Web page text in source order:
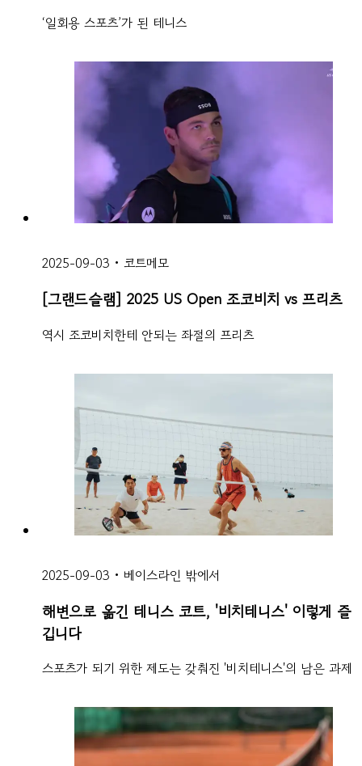
‘일회용 스포츠’가 된 테니스
2025-09-03 • 코트메모
[그랜드슬램] 2025 US Open 조코비치 vs 프리츠
역시 조코비치한테 안되는 좌절의 프리츠
2025-09-03 • 베이스라인 밖에서
해변으로 옮긴 테니스 코트, '비치테니스' 이렇게 즐
깁니다
스포츠가 되기 위한 제도는 갖춰진 '비치테니스'의 남은 과제